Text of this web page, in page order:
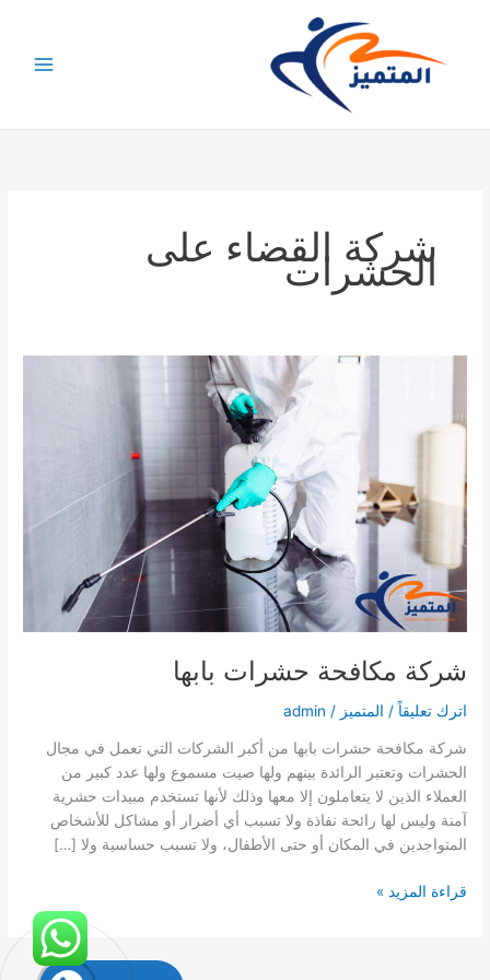
المحتوى
شركة القضاء على
الحشرات
شركة مكافحة حشرات بابها
اترك تعليقاً / المتميز /
admin
شركة مكافحة حشرات بابها من أكبر الشركات التي تعمل في مجال
الحشرات وتعتبر الرائدة بينهم ولها صيت مسموع ولها عدد كبير من
العملاء الذين لا يتعاملون إلا معها وذلك لأنها تستخدم مبيدات حشرية
آمنة وليس لها رائحة نفاذة ولا تسبب أي أضرار أو مشاكل للأشخاص
المتواجدين في المكان أو حتى الأطفال، ولا تسبب حساسية ولا […]
شركة
قراءة المزيد »